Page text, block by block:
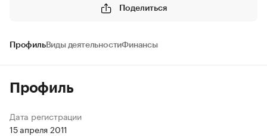
Поделиться
ПрофильВиды деятельностиФинансы
Профиль
Дата регистрации
15 апреля 2011